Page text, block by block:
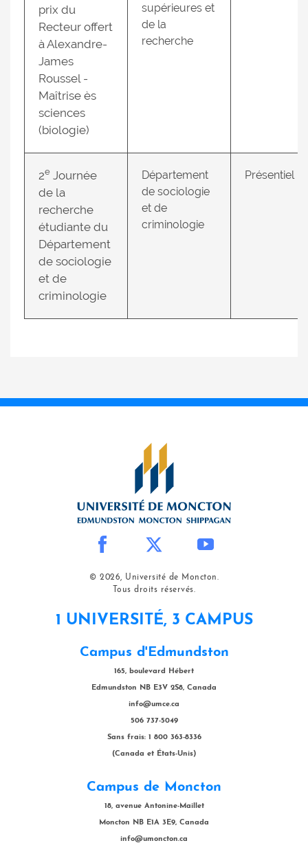
prix du
Recteur offert
à Alexandre-
James
Roussel -
Maîtrise ès
sciences
(biologie)
supérieures et
de la
recherche
2e Journée
de la
recherche
étudiante du
Département
de sociologie
et de
criminologie
Département
de sociologie
et de
criminologie
Présentiel
© 2026, Université de Moncton.
Tous droits réservés.
1 UNIVERSITÉ, 3 CAMPUS
Campus d'Edmundston
165, boulevard Hébert
Edmundston NB E3V 2S8, Canada
info@umce.ca
506 737-5049
Sans frais: 1 800 363-8336
(Canada et États-Unis)
Campus de Moncton
18, avenue Antonine-Maillet
Moncton NB E1A 3E9, Canada
info@umoncton.ca